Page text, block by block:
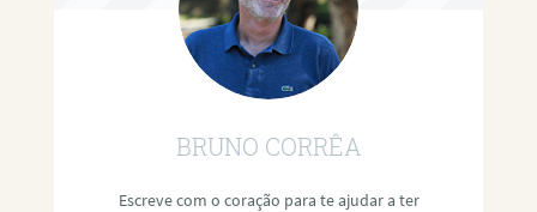
BRUNO CORRÊA
Escreve com o coração para te ajudar a ter